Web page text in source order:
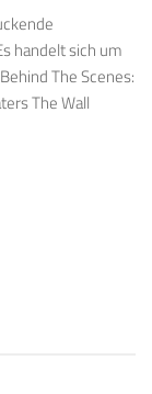
handelt sich um
The Scenes:
The Wall